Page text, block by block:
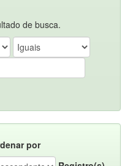
de busca.
por